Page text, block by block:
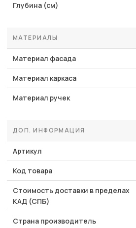
Глубина (см)
МАТЕРИАЛЫ
Материал фасада
Материал каркаса
Материал ручек
ДОП. ИНФОРМАЦИЯ
Артикул
Код товара
Стоимость доставки в пределах
КАД (СПБ)
Страна производитель